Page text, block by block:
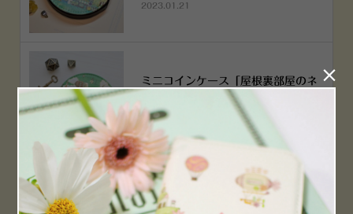
2023.01.21
ミニコインケース「屋根裏部屋のネ
ズミの王国」丸型ポーチ
2023.01.21
横浜赤レンガ倉庫店 12月6日 O
